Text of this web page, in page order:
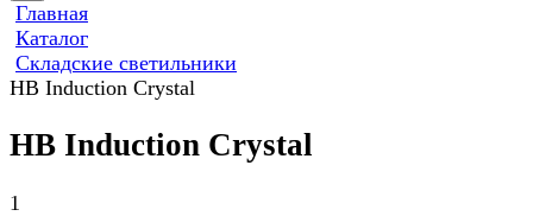
Главная
Каталог
Складские светильники
HB Induction Crystal
HB Induction Crystal
1